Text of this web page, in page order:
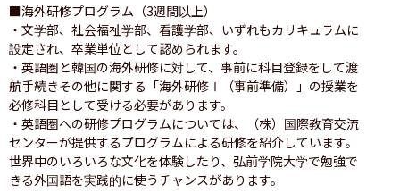
■海外研修プログラム（3週間以上）
・文学部、社会福祉学部、看護学部、いずれもカリキュラムに
設定され、卒業単位として認められます。
・英語圏と韓国の海外研修に対して、事前に科目登録をして渡
航手続きその他に関する「海外研修Ⅰ（事前準備）」の授業を
必修科目として受ける必要があります。
・英語圏への研修プログラムについては、（株）国際教育交流
センターが提供するプログラムによる研修を紹介しています。
世界中のいろいろな文化を体験したり、弘前学院大学で勉強で
きる外国語を実践的に使うチャンスがあります。